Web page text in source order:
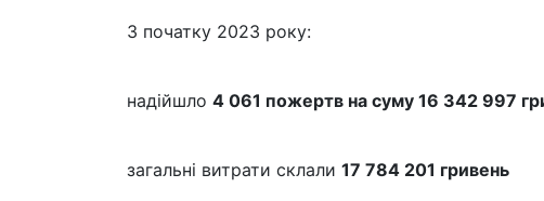
З початку 2023 року:
надійшло 4 061 пожертв на суму 16 342 997
загальні витрати склали 17 784 201 гривень